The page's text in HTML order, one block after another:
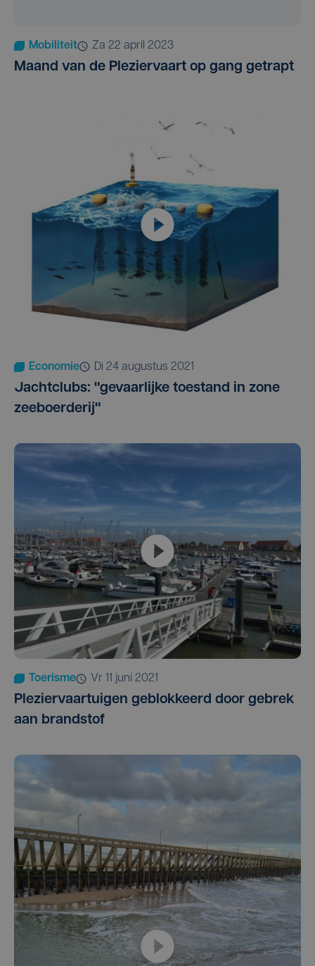
Mobiliteit za 22 april 2023
Maand van de Pleziervaart op gang getrapt
Economie di 24 augustus 2021
Jachtclubs: "gevaarlijke toestand in zone
zeeboerderij"
Toerisme vr 11 juni 2021
Pleziervaartuigen geblokkeerd door gebrek
aan brandstof